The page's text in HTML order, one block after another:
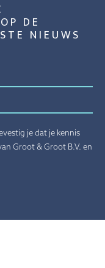
DE
NIEUWS
je dat je kennis
Groot & Groot B.V. en